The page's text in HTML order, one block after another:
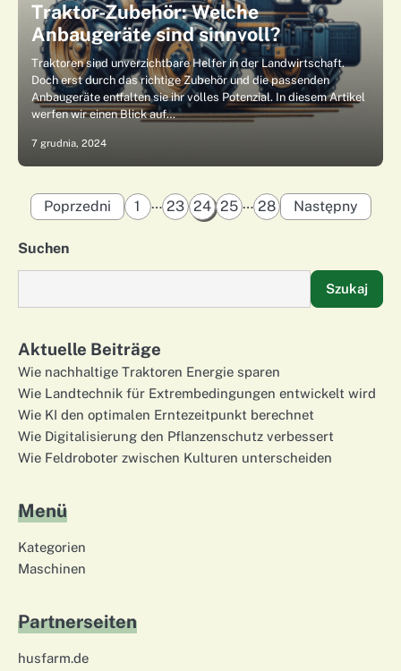
Traktor-Zubehör: Welche
Anbaugeräte sind sinnvoll?
Traktoren sind unverzichtbare Helfer in der Landwirtschaft.
Doch erst durch das richtige Zubehör und die passenden
Anbaugeräte entfalten sie ihr volles Potenzial. In diesem Artikel
werfen wir einen Blick auf…
7 grudnia, 2024
Stronicowanie
Poprzedni 1 … 23 24 25 … 28 Następny
Suchen
Szukaj
Aktuelle Beiträge
Wie nachhaltige Traktoren Energie sparen
Wie Landtechnik für Extrembedingungen entwickelt wird
Wie KI den optimalen Erntezeitpunkt berechnet
Wie Digitalisierung den Pflanzenschutz verbessert
Wie Feldroboter zwischen Kulturen unterscheiden
Menü
Kategorien
Maschinen
Partnerseiten
husfarm.de